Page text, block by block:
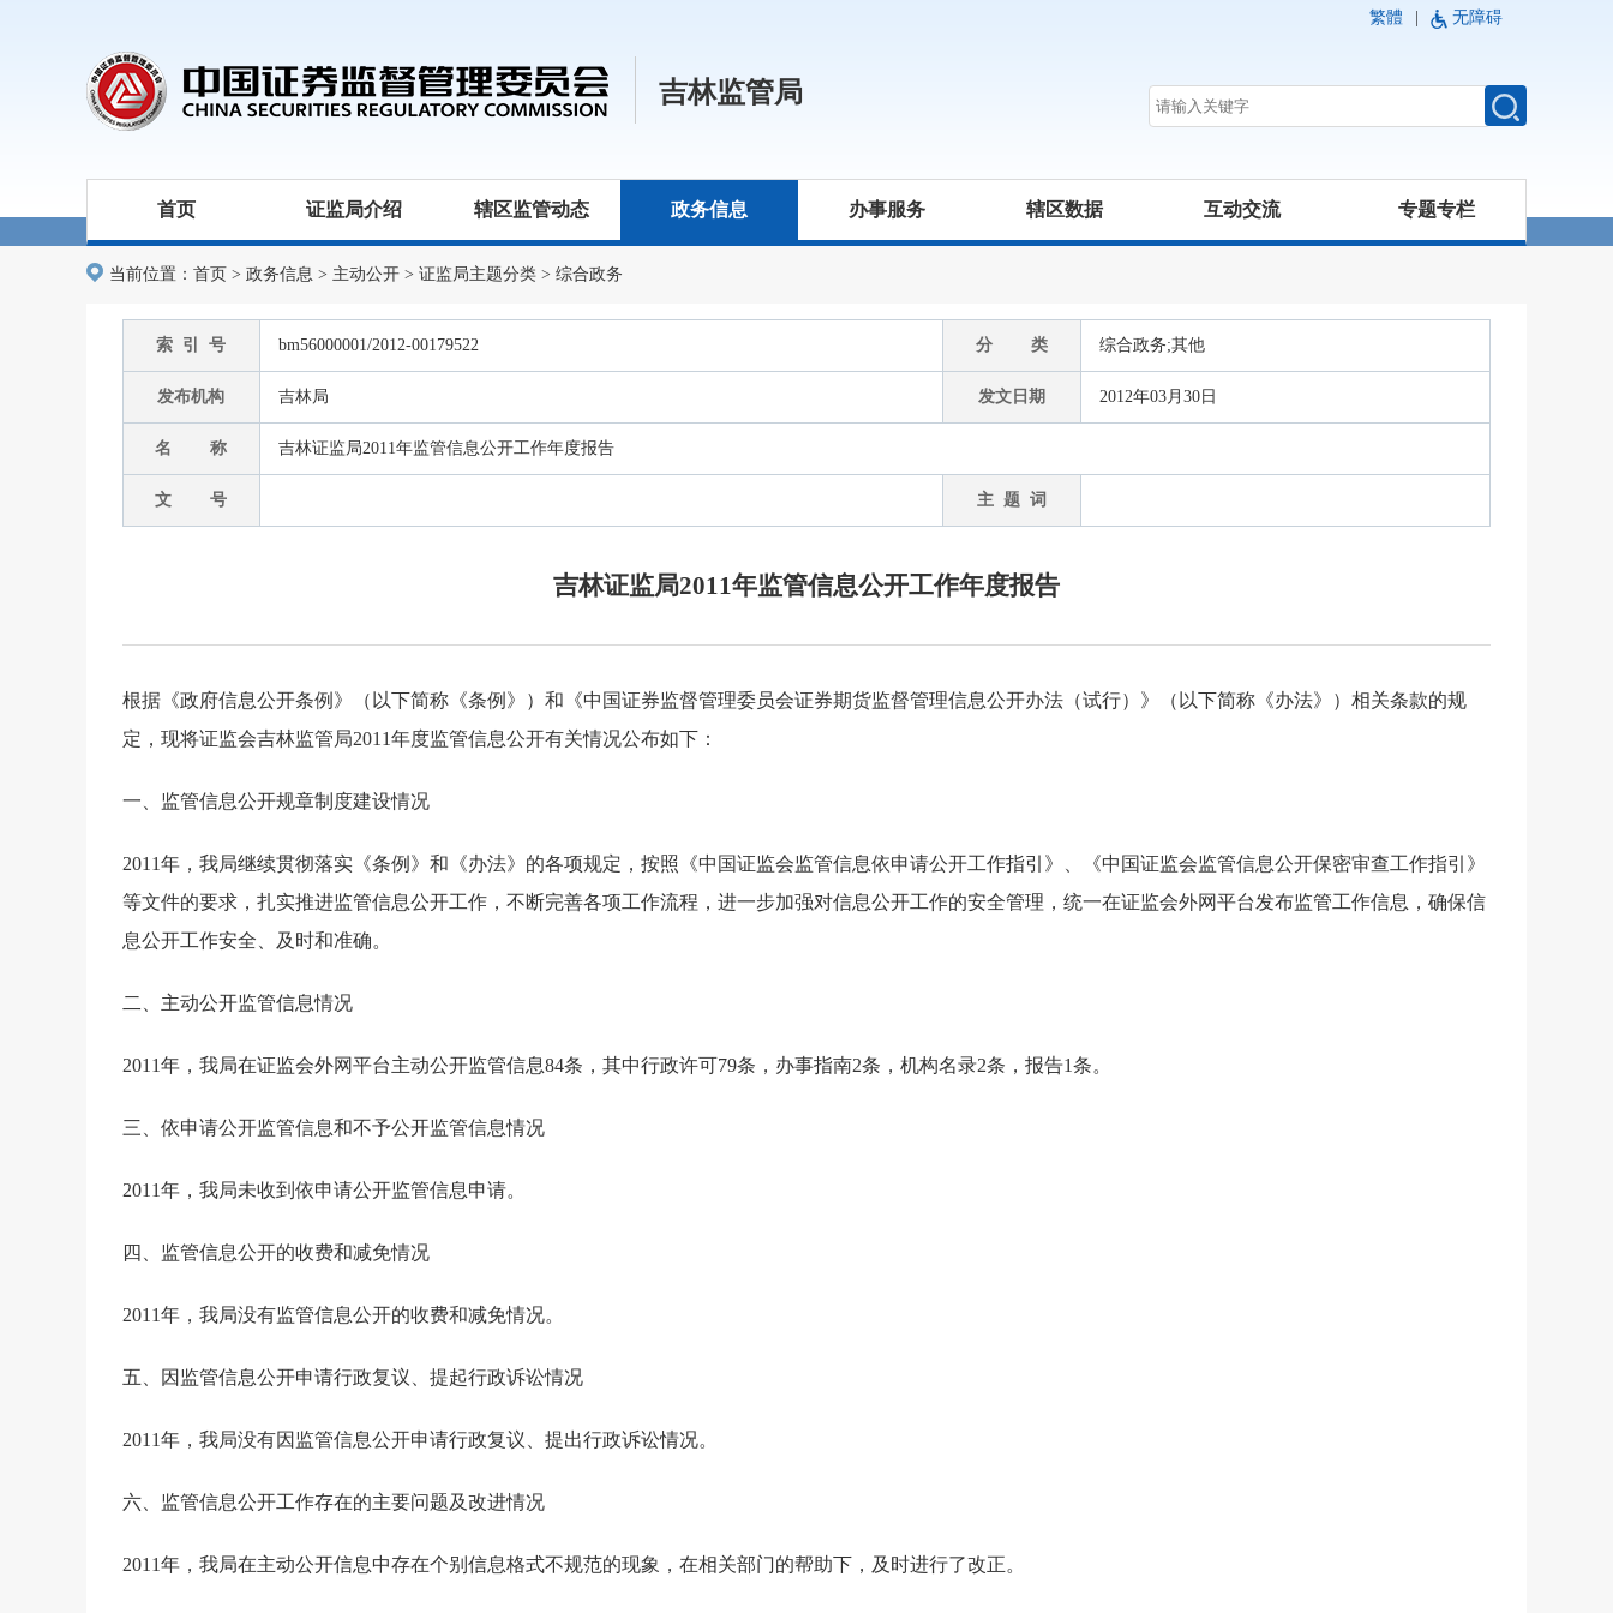
繁體 无障碍
吉林监管局
首页 证监局介绍 辖区监管动态 政务信息 办事服务 辖区数据 互动交流 专题专栏
当前位置： 首页 > 政务信息 > 主动公开 > 证监局主题分类 > 综合政务
索 引 号 bm56000001/2012-00179522 分 类 综合政务;其他
发布机构 吉林局 发文日期 2012年03月30日
名 称 吉林证监局2011年监管信息公开工作年度报告
文 号 主 题 词
吉林证监局2011年监管信息公开工作年度报告
根据《政府信息公开条例》（以下简称《条例》）和《中国证券监督管理委员会证券期货监督管理信息公开办法（试行）》（以下简称《办法》）相关条款的规
定，现将证监会吉林监管局2011年度监管信息公开有关情况公布如下：
一、监管信息公开规章制度建设情况
2011年，我局继续贯彻落实《条例》和《办法》的各项规定，按照《中国证监会监管信息依申请公开工作指引》、《中国证监会监管信息公开保密审查工作指引》
等文件的要求，扎实推进监管信息公开工作，不断完善各项工作流程， 进一步加强对信息公开工作的安全管理，统一在证监会外网平台发布监管工作信息，确保信
息公开工作安全、及时和准确。
二、主动公开监管信息情况
2011年，我局在证监会外网平台主动公开监管信息84条， 其中行政许可79条，办事指南2条，机构名录2条，报告1条。
三、依申请公开监管信息和不予公开监管信息情况
2011年，我局未收到 依申请公开监管信息申请。
四、监管信息公开的收费和减免情况
2011年，我局没有监管信息公开的收费和减免情况。
五、因监管信息公开申请行政复议、提起行政诉讼情况
2011年，我局没有因监管信息公开申请行政复议、提出行政诉讼情况。
六、监管信息公开工作存在的主要问题及改进情况
2011年，我局在主动公开信息中存在个别信息格式不规范的现象，在相关部门的帮助下，及时进行了改正。